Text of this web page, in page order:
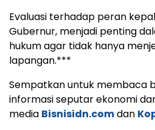
Evaluasi terhadap peran
Gubernur, menjadi penting
hukum agar tidak hanya
lapangan.***
Sempatkan untuk membaca
informasi seputar ekonomi
media Bisnisidn.comdan